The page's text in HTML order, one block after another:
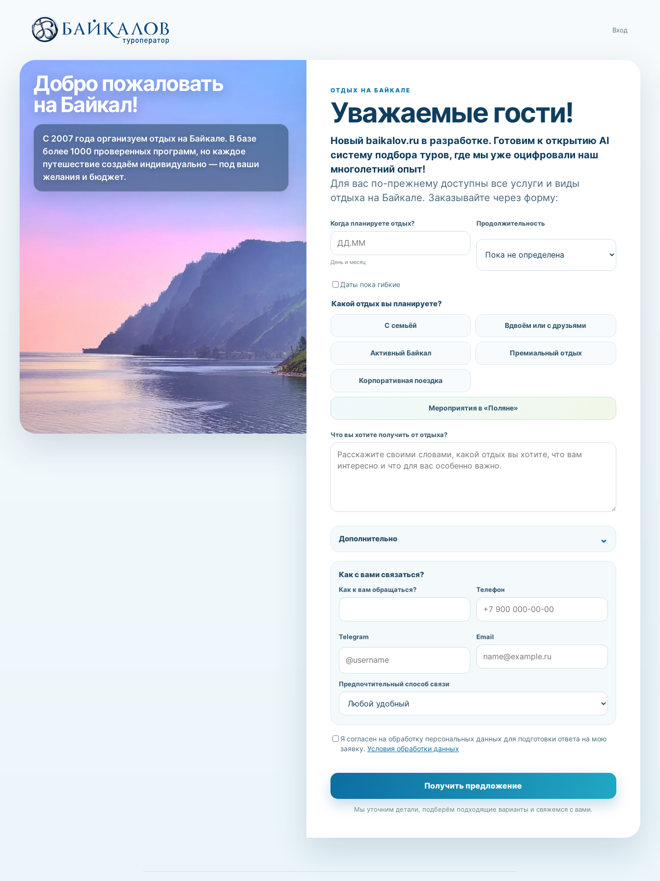
Вход
Добро пожаловать
на Байкал!
С 2007 года организуем отдых на Байкале. В базе
более 1000 проверенных программ, но каждое
путешествие создаём индивидуально — под ваши
желания и бюджет.
ОТДЫХ НА БАЙКАЛЕ
Уважаемые гости!
Новый baikalov.ru в разработке. Готовим к открытию AI
систему подбора туров, где мы уже оцифровали наш
многолетний опыт!
Для вас по-прежнему доступны все услуги и виды
отдыха на Байкале. Заказывайте через форму:
Когда планируете отдых?
День и месяц
Продолжительность
Даты пока гибкие
Какой отдых вы планируете?
С семьёй Вдвоём или с друзьями
Активный Байкал Премиальный отдых
Корпоративная поездка
Мероприятия в «Поляне»
Что вы хотите получить от отдыха?
Дополнительно
Как с вами связаться?
Как к вам обращаться? Телефон
Telegram Email
Предпочтительный способ связи
Я согласен на обработку персональных данных для подготовки ответа на мою
заявку. Условия обработки данных
Получить предложение
Мы уточним детали, подберём подходящие варианты и свяжемся с вами.